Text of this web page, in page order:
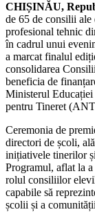
CHIȘINĂU,
de 65 de consilii
profesional tehnic
în cadrul unui
a marcat finalul
consolidarea
beneficia de
Ministerul
pentru Tineret
Ceremonia de
directori de școli,
inițiativele tinerilor
Programul, aflat la
rolul consiliilor
capabile să
școlii și a